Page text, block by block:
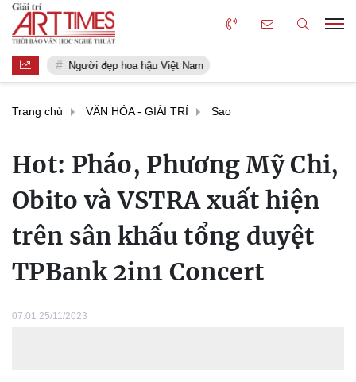
Người đẹp hoa hậu Việt Nam
Trang chủ VĂN HÓA - GIẢI TRÍ Sao
Hot: Pháo, Phương Mỹ Chi,
Obito và VSTRA xuất hiện
trên sân khấu tổng duyệt
TPBank 2in1 Concert
07:01 25/11/2023